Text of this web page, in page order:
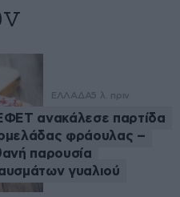
ΕΛΛΑΔΑ5 λ. πριν
ανακάλεσε παρτίδα
φράουλας –
παρουσία
γυαλιού